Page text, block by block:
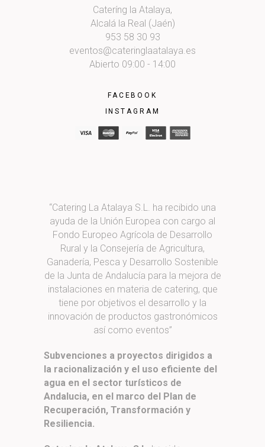
Cateríng la Atalaya,
Alcalá la Real (Jaén)
953 58 30 93
eventos@cateringlaatalaya.es
Abierto 09:00 - 14:00
FACEBOOK
INSTAGRAM
“Catering La Atalaya S.L. ha recibido una
ayuda de la Unión Europea con cargo al
Fondo Europeo Agrícola de Desarrollo
Rural y la Consejería de Agricultura,
Ganadería, Pesca y Desarrollo Sostenible
de la Junta de Andalucía para la mejora de
instalaciones en materia de catering, que
tiene por objetivos el desarrollo y la
innovación de productos gastronómicos
así como eventos”
Subvenciones a proyectos dirigidos a
la racionalización y el uso eficiente del
agua en el sector turísticos de
Andalucia, en el marco del Plan de
Recuperación, Transformación y
Resiliencia.